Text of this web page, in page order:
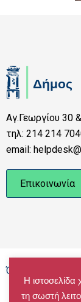
Αγ.Γεωργίου 30
τηλ: 214 214
email:
Επικοινωνία
Όροι Χρήσης -
Η ιστοσελίδα
τη σωστή